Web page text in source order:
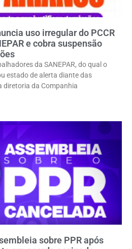
uso irregular do PCCR
e cobra suspensão
da SANEPAR, do qual o
estado de alerta diante das
diretoria da Companhia
sobre PPR após